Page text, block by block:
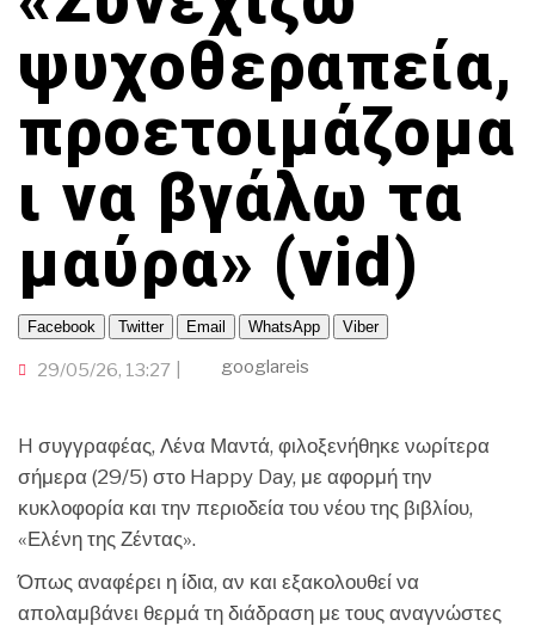
TRAVELLER
INFLUENCER
GAMER
ΒΡΟΥΜ ΒΡΟΥΜ
ΤΟΠΙΚΗ ΑΥΤΟΔΙΟΙΚΗΣΗ
ΟΙΚΟΝΟΜΙΑ
ΠΟΡΤΟΚΑΛΙ ΘΕΑ
ΑΛΛΑ ΣΠΟΡ
CINEΜΑΔΕΣ
Ο ΛΑΟΣ ΤΡΑΓΟΥΔΙ ΘΕΛΕΙ
ΜΕΓΑΣ CHEF
ΕΚΕΙ ΣΤΑ ΞΕΝΑ
ψυχοθεραπεία,
προετοιμάζομα
ι να βγάλω τα
μαύρα» (vid)
Facebook Twitter Email WhatsApp Viber
29/05/26, 13:27 googlareis
H συγγραφέας, Λένα Μαντά, φιλοξενήθηκε νωρίτερα
σήμερα (29/5) στο Happy Day, με αφορμή την
κυκλοφορία και την περιοδεία του νέου της βιβλίου,
«Ελένη της Ζέντας».
Όπως αναφέρει η ίδια, αν και εξακολουθεί να
απολαμβάνει θερμά τη διάδραση με τους αναγνώστες